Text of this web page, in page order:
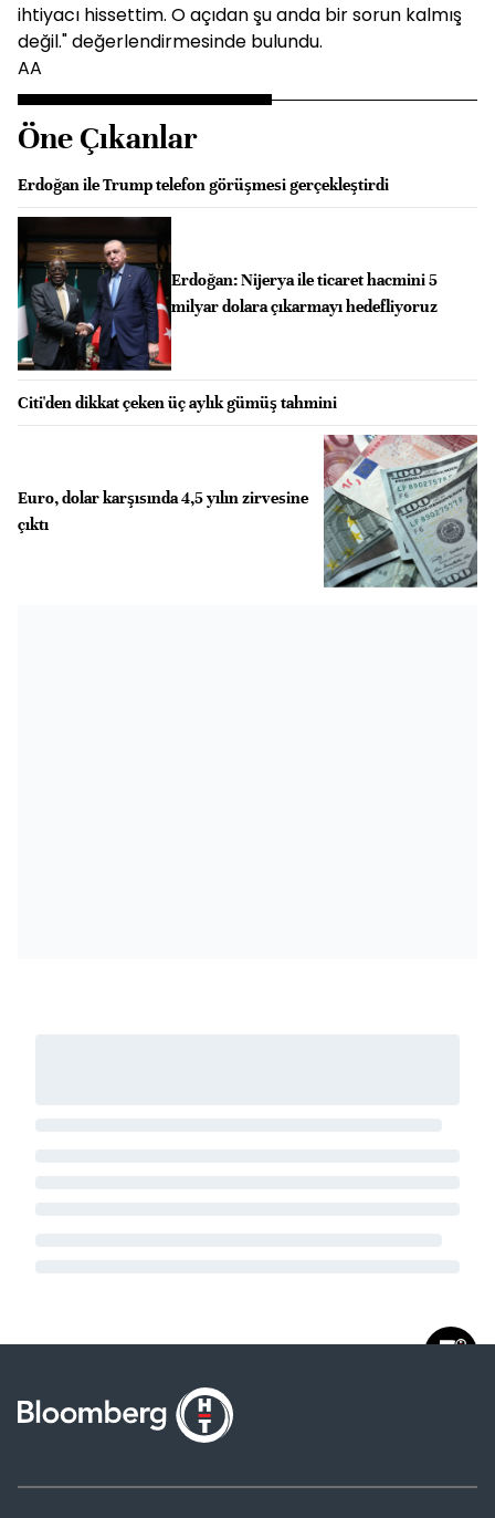
ihtiyacı hissettim. O açıdan şu anda bir sorun kalmış
değil." değerlendirmesinde bulundu.
AA
Öne Çıkanlar
Erdoğan ile Trump telefon görüşmesi gerçekleştirdi
Erdoğan: Nijerya ile ticaret hacmini 5
milyar dolara çıkarmayı hedefliyoruz
Citi'den dikkat çeken üç aylık gümüş tahmini
Euro, dolar karşısında 4,5 yılın zirvesine
çıktı